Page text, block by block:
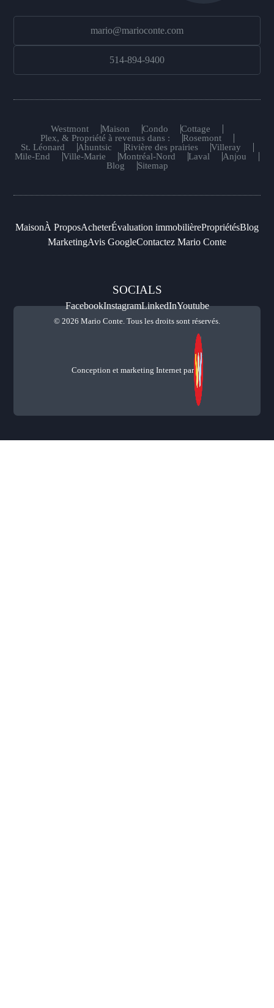
mario@marioconte.com
514-894-9400
Westmont Maison Condo
Cottage
Plex, & Propriété à revenus dans :
Rosemont
St. Léonard
Ahuntsic Rivière des prairies
Villeray
Mile-End
Ville-Marie Montréal-Nord Laval
Anjou
Blog
Sitemap
MaisonÀ ProposAcheterÉvaluation immobilièrePropriétésBlog
MarketingAvis GoogleContactez Mario Conte
SOCIALS
FacebookInstagramLinkedInYoutube
© 2026 Mario Conte. Tous les droits sont réservés.
Conception et marketing Internet par